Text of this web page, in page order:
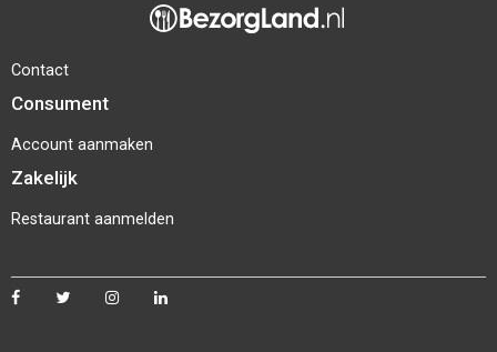
Contact
Consument
Account aanmaken
Zakelijk
Restaurant aanmelden